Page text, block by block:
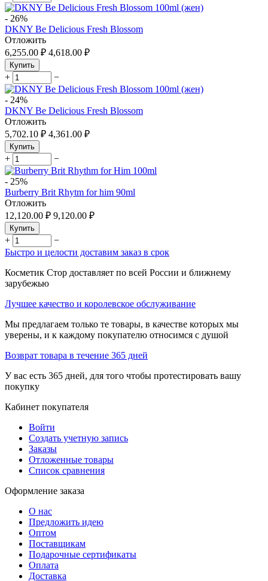
- 26%
DKNY Be Delicious Fresh Blossom
Отложить
6,255.00 ₽ 4,618.00 ₽
Купить
+ −
- 24%
DKNY Be Delicious Fresh Blossom
Отложить
5,702.10 ₽ 4,361.00 ₽
Купить
+ −
- 25%
Burberry Brit Rhytm for him 90ml
Отложить
12,120.00 ₽ 9,120.00 ₽
Купить
+
−
Быстро и целости доставим заказ в срок
Косметик Стор доставляет по всей России и ближнему
зарубежью
Лучшее качество и королевское обслуживание
Мы предлагаем только те товары, в качестве которых мы
уверены, и к каждому покупателю относимся с душой
Возврат товара в течение 365 дней
У вас есть 365 дней, для того чтобы протестировать вашу
покупку
Кабинет покупателя
Войти
Создать учетную запись
Заказы
Отложенные товары
Список сравнения
Оформление заказа
О нас
Предложить идею
Оптом
Поставщикам
Подарочные сертификаты
Оплата
Доставка